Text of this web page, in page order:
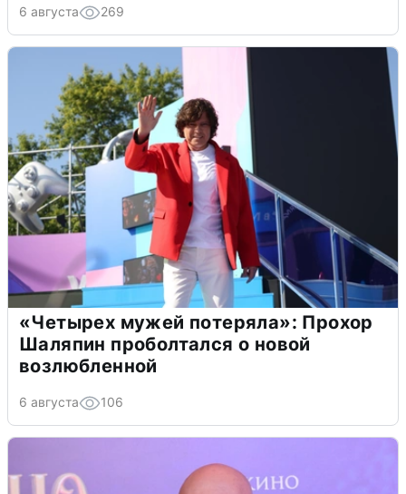
6 августа 269
«Четырех мужей потеряла»: Прохор
Шаляпин проболтался о новой
возлюбленной
6 августа 106